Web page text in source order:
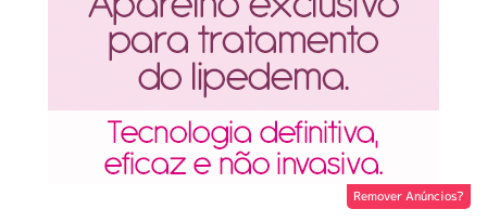
Remover Anúncios?